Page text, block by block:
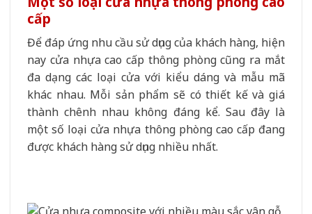
cấp
Để đáp ứng nhu cầu sử dụng của khách hàng, hiện
nay cửa nhựa cao cấp thông phòng cũng ra mắt
đa dạng các loại cửa với kiểu dáng và mẫu mã
khác nhau. Mỗi sản phẩm sẽ có thiết kế và giá
thành chênh nhau không đáng kể. Sau đây là
một số loại cửa nhựa thông phòng cao cấp đang
được khách hàng sử dụng nhiều nhất.